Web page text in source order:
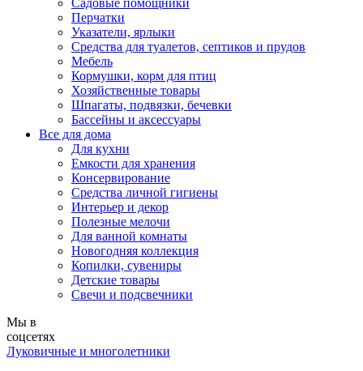
Садовые помощники
Перчатки
Указатели, ярлыки
Средства для туалетов, септиков и прудов
Мебель
Кормушки, корм для птиц
Хозяйственные товары
Шпагаты, подвязки, бечевки
Бассейны и аксессуары
Все для дома
Для кухни
Емкости для хранения
Консервирование
Средства личной гигиены
Интерьер и декор
Полезные мелочи
Для ванной комнаты
Новогодняя коллекция
Копилки, сувениры
Детские товары
Свечи и подсвечники
Мы в
соцсетях
Луковичные и многолетники